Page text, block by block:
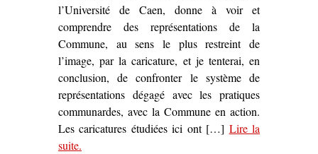
l’Université de Caen, donne à voir et
comprendre des représentations de la
Commune, au sens le plus restreint de
l’image, par la caricature, et je tenterai, en
conclusion, de confronter le système de
représentations dégagé avec les pratiques
communardes, avec la Commune en action.
Les caricatures étudiées ici ont […] Lire la
suite– ‘Les Représentations de la Commune au travers de
.